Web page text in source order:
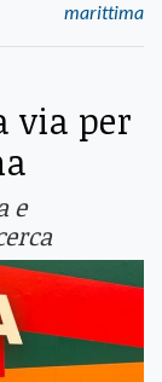
marittima
via per
e